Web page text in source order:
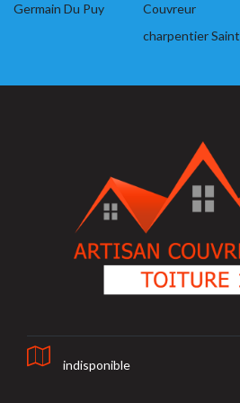
Germain Du Puy
Couvreur
charpentier Saint
indisponible